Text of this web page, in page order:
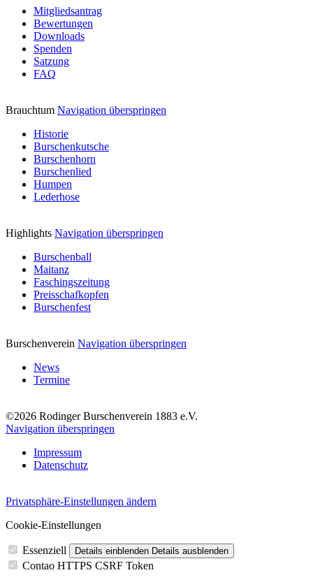
Mitgliedsantrag
Bewertungen
Downloads
Spenden
Satzung
FAQ
Brauchtum Navigation überspringen
Historie
Burschenkutsche
Burschenhorn
Burschenlied
Humpen
Lederhose
Highlights Navigation überspringen
Burschenball
Maitanz
Faschingszeitung
Preisschafkopfen
Burschenfest
Burschenverein Navigation überspringen
News
Termine
©2026 Rodinger Burschenverein 1883 e.V.
Navigation überspringen
Impressum
Datenschutz
Privatsphäre-Einstellungen ändern
Cookie-Einstellungen
Essenziell Details einblenden Details ausblenden
Contao HTTPS CSRF Token